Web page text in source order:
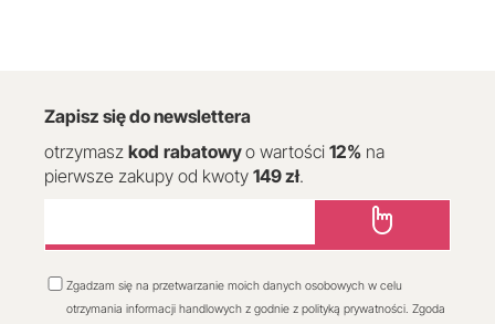
Zapisz się do newslettera
otrzymasz kod rabatowyo wartości 12% na
pierwsze zakupy od kwoty 149 zł.
Zgadzam się na przetwarzanie moich danych osobowych w celu
otrzymania informacji handlowych z godnie z polityką prywatności. Zgoda